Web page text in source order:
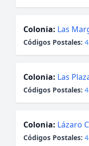
Colonia: Las
Códigos Postales:
Colonia: Las
Códigos Postales:
Colonia: Lázaro
Códigos Postales: